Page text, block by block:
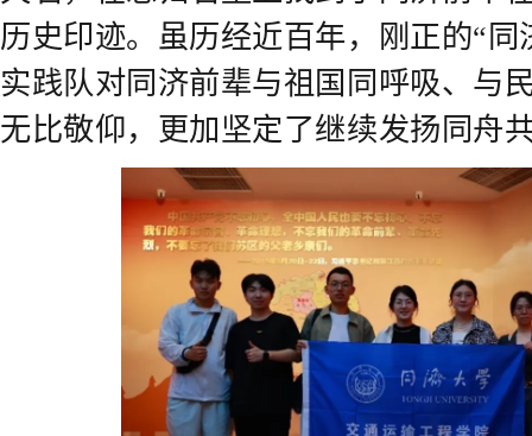
历史印迹。虽历经近百年，刚正的“
实践队对同济前辈与祖国同呼吸、与
无比敬仰，更加坚定了继续发扬同舟